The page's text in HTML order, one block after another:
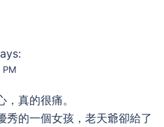
PM
真的很痛。
秀的一個女孩，老天爺卻給了